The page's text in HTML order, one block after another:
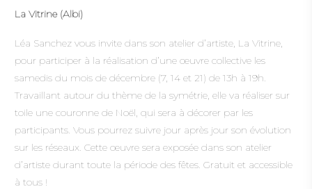
La Vitrine (Albi)
Léa Sanchez vous invite dans son atelier d’artiste, La Vitrine,
pour participer à la réalisation d’une œuvre collective les
samedis du mois de décembre (7, 14 et 21) de 13h à 19h.
Travaillant autour du thème de la symétrie, elle va réaliser sur
toile une couronne de Noël, qui sera à décorer par les
participants. Vous pourrez suivre jour après jour son évolution
sur les réseaux. Cette œuvre sera exposée dans son atelier
d’artiste durant toute la période des fêtes. Gratuit et accessible
à tous !